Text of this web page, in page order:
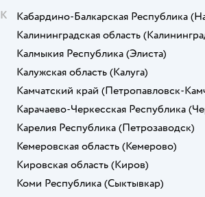
К
Кабардино-Балкарская Республика
Калининградская область
Калмыкия Республика (Элиста)
Калужская область (Калуга)
Камчатский край (Петропавловск-
Карачаево-Черкесская Республика
Карелия Республика (Петрозаводск)
Кемеровская область (Кемерово)
Кировская область (Киров)
Коми Республика (Сыктывкар)